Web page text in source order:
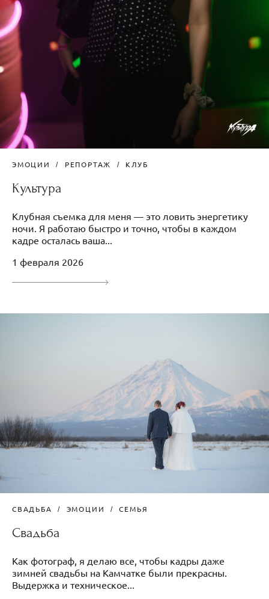
ЭМОЦИИ РЕПОРТАЖ КЛУБ
Культура
Клубная съемка для меня — это ловить энергетику
ночи. Я работаю быстро и точно, чтобы в каждом
кадре осталась ваша...
1 февраля 2026
СВАДЬБА ЭМОЦИИ СЕМЬЯ
Свадьба
Как фотограф, я делаю все, чтобы кадры даже
зимней свадьбы на Камчатке были прекрасны.
Выдержка и техническое...